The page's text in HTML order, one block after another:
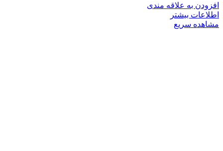
افزودن به علاقه مندی
اطلاعات بیشتر
مشاهده سریع